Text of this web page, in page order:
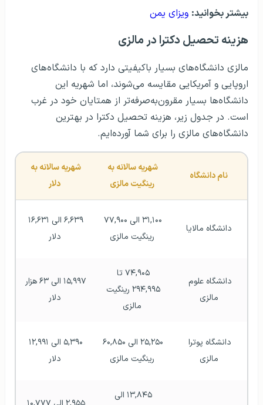
بیشتر بخوانید: ویزای یمن
هزینه تحصیل دکترا در مالزی
مالزی دانشگاه‌های بسیار باکیفیتی دارد که با دانشگاه‌های
اروپایی و آمریکایی مقایسه می‌شوند، اما شهریه این
دانشگاه‌ها بسیار مقرون‌به‌صرفه‌تر از همتایان خود در غرب
است. در جدول زیر، هزینه تحصیل دکترا در بهترین
دانشگاه‌های مالزی را برای شما آورده‌ایم.
نام دانشگاه
رینگیت مالزی
دلار
دانشگاه مالایا
رینگیت مالزی
دلار
مالزی
مالزی
دلار
مالزی
رینگیت مالزی
دلار